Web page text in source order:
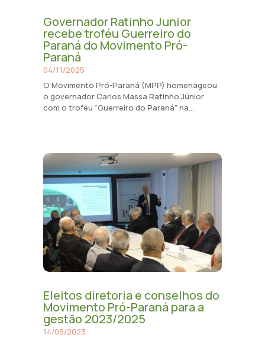
Governador Ratinho Junior
recebe troféu Guerreiro do
Paraná do Movimento Pró-
Paraná
04/11/2025
O Movimento Pró-Paraná (MPP) homenageou
o governador Carlos Massa Ratinho Júnior
com o troféu “Guerreiro do Paraná” na...
Eleitos diretoria e conselhos do
Movimento Pró-Paraná para a
gestão 2023/2025
14/09/2023